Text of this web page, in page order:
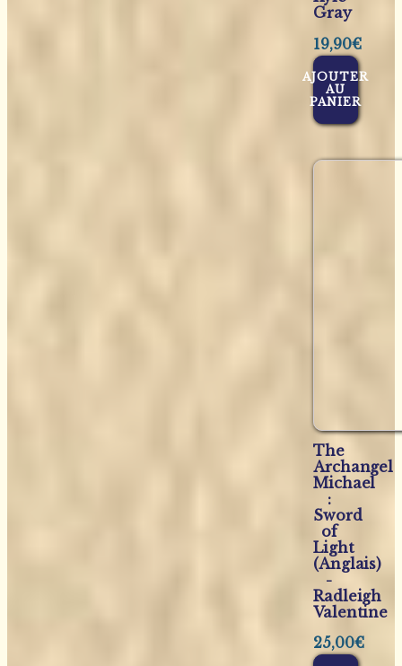
Gray
19,90€
AJOUTER
AU
PANIER
The
Archangel
Michael
:
Sword
of
Light
(Anglais)
-
Radleigh
Valentine
25,00€